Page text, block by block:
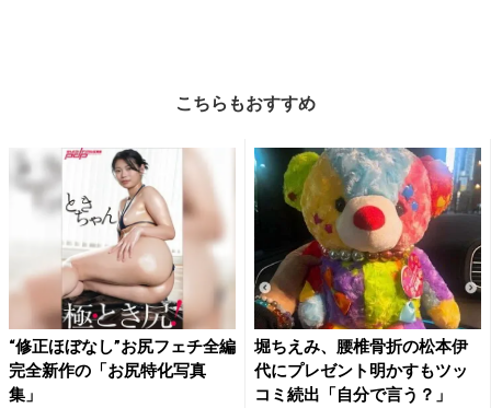
こちらもおすすめ
“修正ほぼなし”お尻フェチ全編
完全新作の「お尻特化写真
集」
堀ちえみ、腰椎骨折の松本伊
代にプレゼント明かすもツッ
コミ続出「自分で言う？」